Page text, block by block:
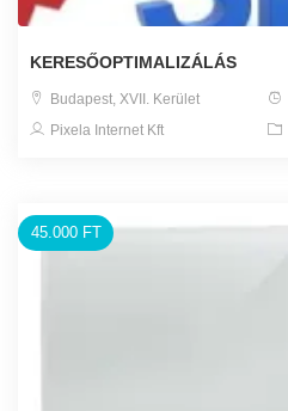
KERESŐOPTIMALIZÁLÁS
Budapest, XVII. Kerület
Pixela Internet Kft
45.000 FT